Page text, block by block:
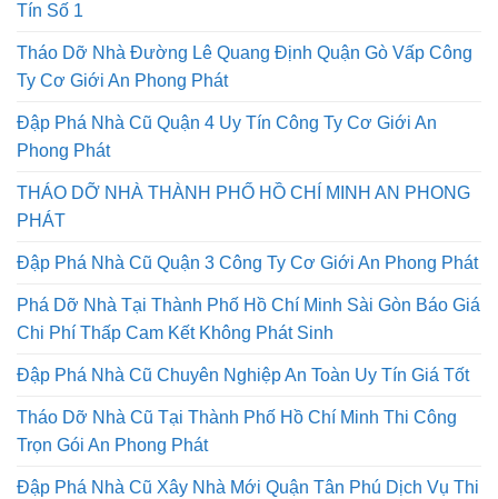
Tín Số 1
Tháo Dỡ Nhà Đường Lê Quang Định Quận Gò Vấp Công
Ty Cơ Giới An Phong Phát
Đập Phá Nhà Cũ Quận 4 Uy Tín Công Ty Cơ Giới An
Phong Phát
THÁO DỠ NHÀ THÀNH PHỐ HỒ CHÍ MINH AN PHONG
PHÁT
Đập Phá Nhà Cũ Quận 3 Công Ty Cơ Giới An Phong Phát
Phá Dỡ Nhà Tại Thành Phố Hồ Chí Minh Sài Gòn Báo Giá
Chi Phí Thấp Cam Kết Không Phát Sinh
Đập Phá Nhà Cũ Chuyên Nghiệp An Toàn Uy Tín Giá Tốt
Tháo Dỡ Nhà Cũ Tại Thành Phố Hồ Chí Minh Thi Công
Trọn Gói An Phong Phát
Đập Phá Nhà Cũ Xây Nhà Mới Quận Tân Phú Dịch Vụ Thi